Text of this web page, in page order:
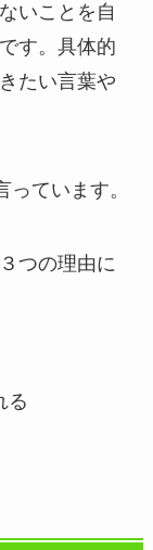
いことを自
す。具体的
たい言葉や
っています。
つの理由に
る